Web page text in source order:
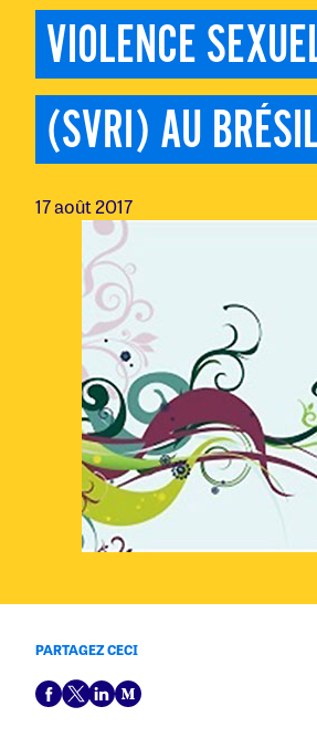
VIOLENCE
(SVRI) AU
17 août 2017
PARTAGEZ CECI